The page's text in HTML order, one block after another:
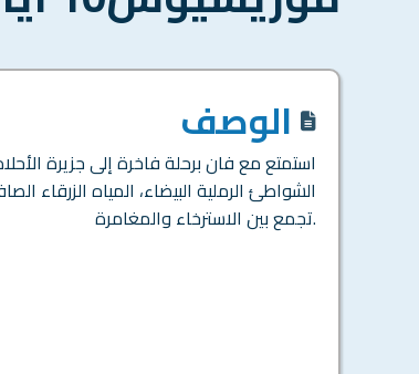
الوصف
استمتع مع فان برحلة فاخرة إلى جزيرة
الشواطئ الرملية البيضاء، المياه الزرقاء
تجمع بين الاسترخاء والمغامرة.